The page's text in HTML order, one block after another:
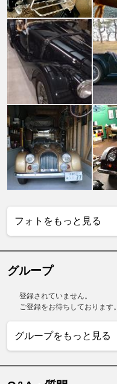
フォトをもっと見る
グループ
登録されていません。
ご登録をお待ちしております。
グループをもっと見る